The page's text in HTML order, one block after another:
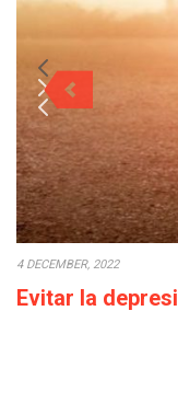
4 DECEMBER, 2022
Evitar la